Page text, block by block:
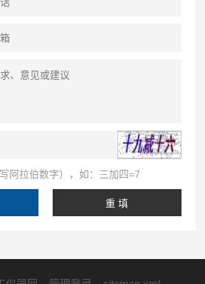
阿拉伯数字），如：三加四=7